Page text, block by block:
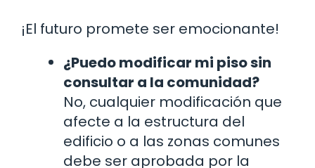
¡El futuro promete ser emocionante!
¿Puedo modificar mi piso sin
consultar a la comunidad?
No, cualquier modificación que
afecte a la estructura del
edificio o a las zonas comunes
debe ser aprobada por la